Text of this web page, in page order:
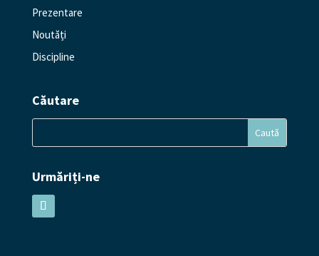
Prezentare
Noutăți
Discipline
Căutare
Urmăriți-ne